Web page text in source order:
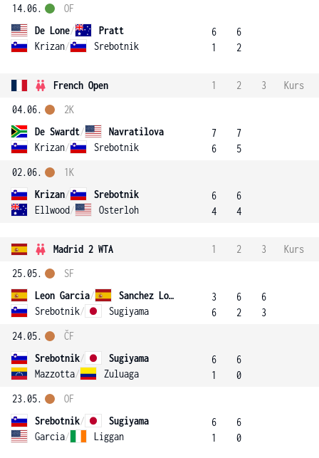
14.06.
De Lone/
Pratt
Krizan/ Srebotnik
OF
6
1
6
2
French Open 1 2 3
Kurs
04.06.
De Swardt/
Navratilova
Krizan/ Srebotnik
2K
7
6
7
5
02.06.
Krizan/
Srebotnik
Ellwood/ Osterloh
1K
6
4
6
4
Madrid 2 WTA 1 2 3
Kurs
25.05.
Leon Garcia/
Sanchez Lorenzo
Srebotnik/ Sugiyama
SF
3
6
6
2
6
3
24.05.
Srebotnik/
Sugiyama
Mazzotta/ Zuluaga
ČF
6
1
6
0
23.05.
Srebotnik/
Sugiyama
Garcia/ Liggan
OF
6
1
6
0